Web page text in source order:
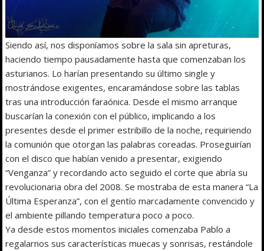
Siendo así, nos disponíamos sobre la sala sin apreturas,
haciendo tiempo pausadamente hasta que comenzaban los
asturianos. Lo harían presentando su último single y
mostrándose exigentes, encaramándose sobre las tablas
tras una introducción faraónica. Desde el mismo arranque
buscarían la conexión con el público, implicando a los
presentes desde el primer estribillo de la noche, requiriendo
la comunión que otorgan las palabras coreadas. Proseguirían
con el disco que habían venido a presentar, exigiendo
“Venganza” y recordando acto seguido el corte que abría su
revolucionaria obra del 2008. Se mostraba de esta manera “La
Última Esperanza”, con el gentío marcadamente convencido y
el ambiente pillando temperatura poco a poco.
Ya desde estos momentos iniciales comenzaba Pablo a
regalarnos sus características muecas y sonrisas, restándole